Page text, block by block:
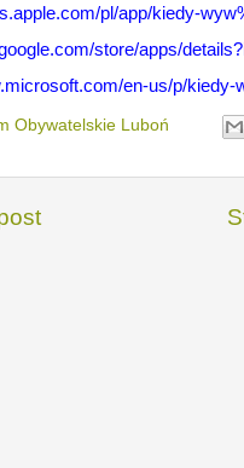
pl/app/kiedy-
store/apps/
en-us/p/
Obywatelskie Luboń